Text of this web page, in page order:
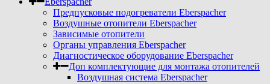
Предпусковые подогреватели Eberspacher
Воздушные отопители Eberspacher
Зависимые отопители
Органы управления Eberspacher
Диагностическое оборудование Eberspacher
Доп комплектующие для монтажа отопителей
Воздушная система Eberspacher